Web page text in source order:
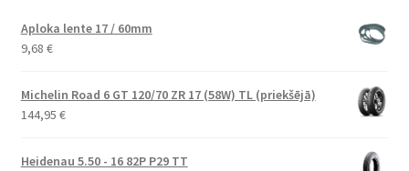
Aploka lente 17 / 60mm
9,68 €
Michelin Road 6 GT 120/70 ZR 17 (58W) TL (priekšējā)
144,95 €
Heidenau 5.50 - 16 82P P29 TT